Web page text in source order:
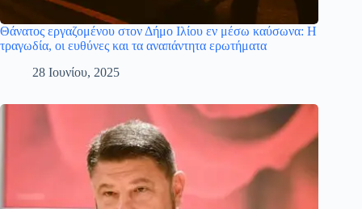
Θάνατος εργαζομένου στον Δήμο Ιλίου εν μέσω καύσωνα: Η
τραγωδία, οι ευθύνες και τα αναπάντητα ερωτήματα
28 Ιουνίου, 2025